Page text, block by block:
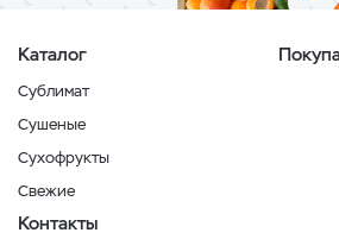
Каталог
Сублимат
Сушеные
Сухофрукты
Свежие
Контакты